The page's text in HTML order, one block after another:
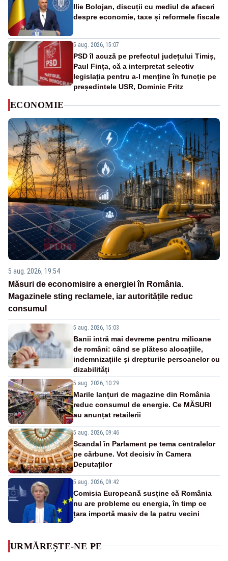
Ilie Bolojan, discuții cu mediul de afaceri
despre economie, taxe și reformele fiscale
5 aug. 2026, 15:07
PSD îl acuză pe prefectul județului Timiș,
Paul Fința, că a interpretat selectiv
legislația pentru a-l menține în funcție pe
președintele USR, Dominic Fritz
ECONOMIE
5 aug. 2026, 19:54
Măsuri de economisire a energiei în România.
Magazinele sting reclamele, iar autoritățile reduc
consumul
5 aug. 2026, 15:03
Banii intră mai devreme pentru milioane
de români: când se plătesc alocațiile,
indemnizațiile și drepturile persoanelor cu
dizabilități
5 aug. 2026, 10:29
Marile lanțuri de magazine din România
reduc consumul de energie. Ce MĂSURI
au anunțat retailerii
5 aug. 2026, 09:46
Scandal în Parlament pe tema centralelor
pe cărbune. Vot decisiv în Camera
Deputaților
5 aug. 2026, 09:42
Comisia Europeană susține că România
nu are probleme cu energia, în timp ce
țara importă masiv de la patru vecini
URMĂREȘTE-NE PE